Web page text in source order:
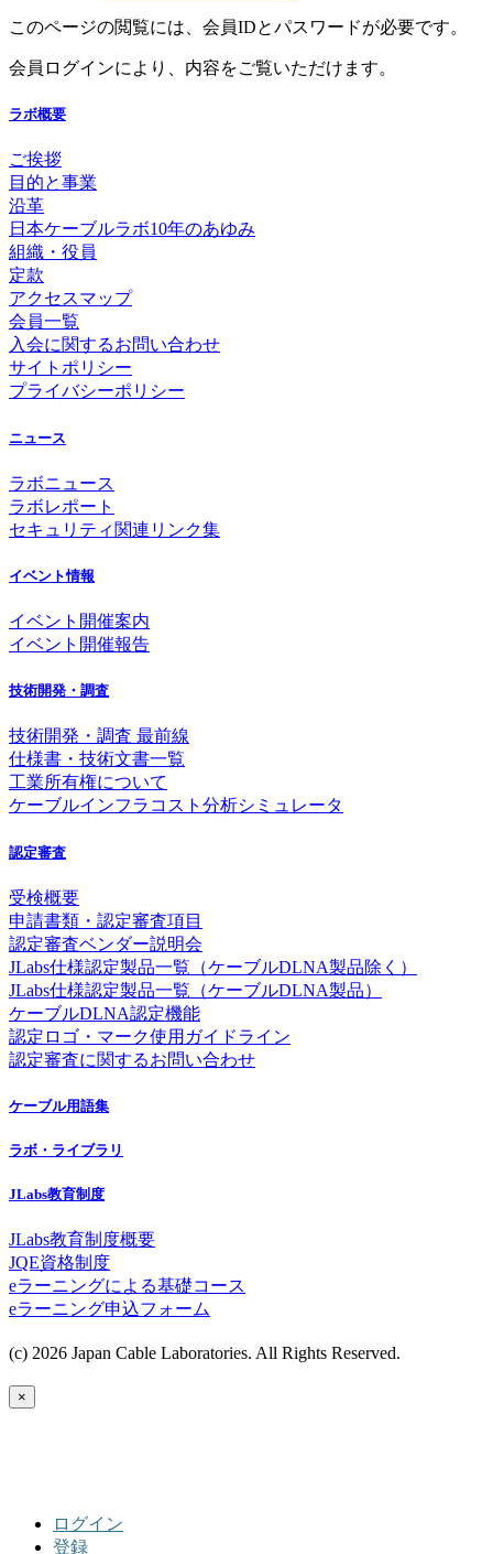
このページの閲覧には、会員IDとパスワードが必要です。
会員ログインにより、内容をご覧いただけます。
ラボ概要
ご挨拶
目的と事業
沿革
日本ケーブルラボ10年のあゆみ
組織・役員
定款
アクセスマップ
会員一覧
入会に関するお問い合わせ
サイトポリシー
プライバシーポリシー
ニュース
ラボニュース
ラボレポート
セキュリティ関連リンク集
イベント情報
イベント開催案内
イベント開催報告
技術開発・調査
技術開発・調査 最前線
仕様書・技術文書一覧
工業所有権について
ケーブルインフラコスト分析シミュレータ
認定審査
受検概要
申請書類・認定審査項目
認定審査ベンダー説明会
JLabs仕様認定製品一覧（ケーブルDLNA製品除く）
JLabs仕様認定製品一覧（ケーブルDLNA製品）
ケーブルDLNA認定機能
認定ロゴ・マーク使用ガイドライン
認定審査に関するお問い合わせ
ケーブル用語集
ラボ・ライブラリ
JLabs教育制度
JLabs教育制度概要
JQE資格制度
eラーニングによる基礎コース
eラーニング申込フォーム
(c) 2026 Japan Cable Laboratories. All Rights Reserved.
×
ログイン
登録